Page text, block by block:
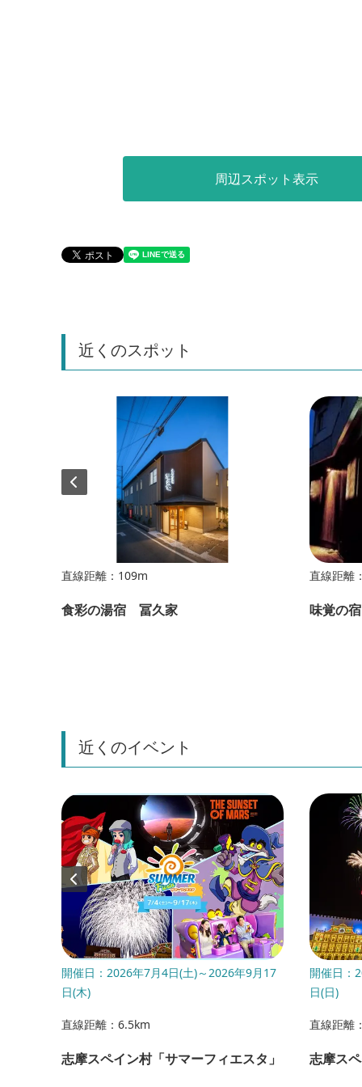
周辺スポット表示
近くのスポット
直線距離：109m
食彩の湯宿 冨久家
直線距離
味覚の
近くのイベント
開催日：2026年7月4日(土)～2026年9月17
日(木)
直線距離：6.5km
志摩スペイン村「サマーフィエスタ」
開催日：
日(日)
直線距離
志摩ス